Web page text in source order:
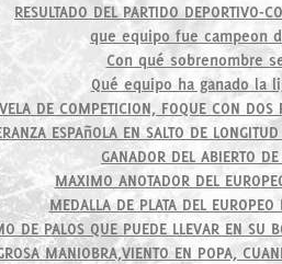
RESULTADO DEL PARTIDO DEPORTIVO-
que equipo fue campeon
Con qué sobrenombre
Qué equipo ha ganado la
DE COMPETICION, FOQUE CON
ESPAñOLA EN SALTO DE
GANADOR DEL ABIERTO
MAXIMO ANOTADOR DEL
MEDALLA DE PLATA DEL
DE PALOS QUE PUEDE LLEVAR EN SU
MANIOBRA,VIENTO EN POPA,